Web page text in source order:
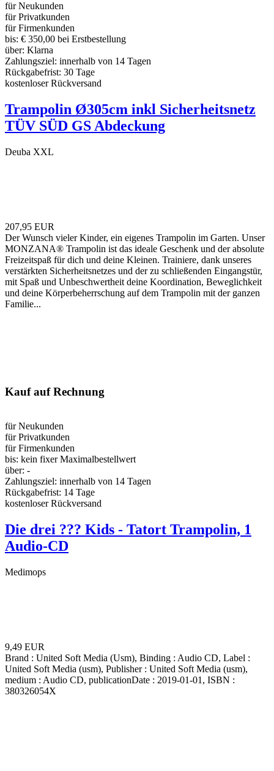
für Neukunden
für Privatkunden
für Firmenkunden
bis: € 350,00 bei Erstbestellung
über: Klarna
Zahlungsziel: innerhalb von 14 Tagen
Rückgabefrist: 30 Tage
kostenloser Rückversand
Trampolin Ø305cm inkl Sicherheitsnetz
TÜV SÜD GS Abdeckung
Deuba XXL
207,95 EUR
Der Wunsch vieler Kinder, ein eigenes Trampolin im Garten. Unser
MONZANA® Trampolin ist das ideale Geschenk und der absolute
Freizeitspaß für dich und deine Kleinen. Trainiere, dank unseres
verstärkten Sicherheitsnetzes und der zu schließenden Eingangstür,
mit Spaß und Unbeschwertheit deine Koordination, Beweglichkeit
und deine Körperbeherrschung auf dem Trampolin mit der ganzen
Familie...
Kauf auf Rechnung
für Neukunden
für Privatkunden
für Firmenkunden
bis: kein fixer Maximalbestellwert
über: -
Zahlungsziel: innerhalb von 14 Tagen
Rückgabefrist: 14 Tage
kostenloser Rückversand
Die drei ??? Kids - Tatort Trampolin, 1
Audio-CD
Medimops
9,49 EUR
Brand : United Soft Media (Usm), Binding : Audio CD, Label :
United Soft Media (usm), Publisher : United Soft Media (usm),
medium : Audio CD, publicationDate : 2019-01-01, ISBN :
380326054X